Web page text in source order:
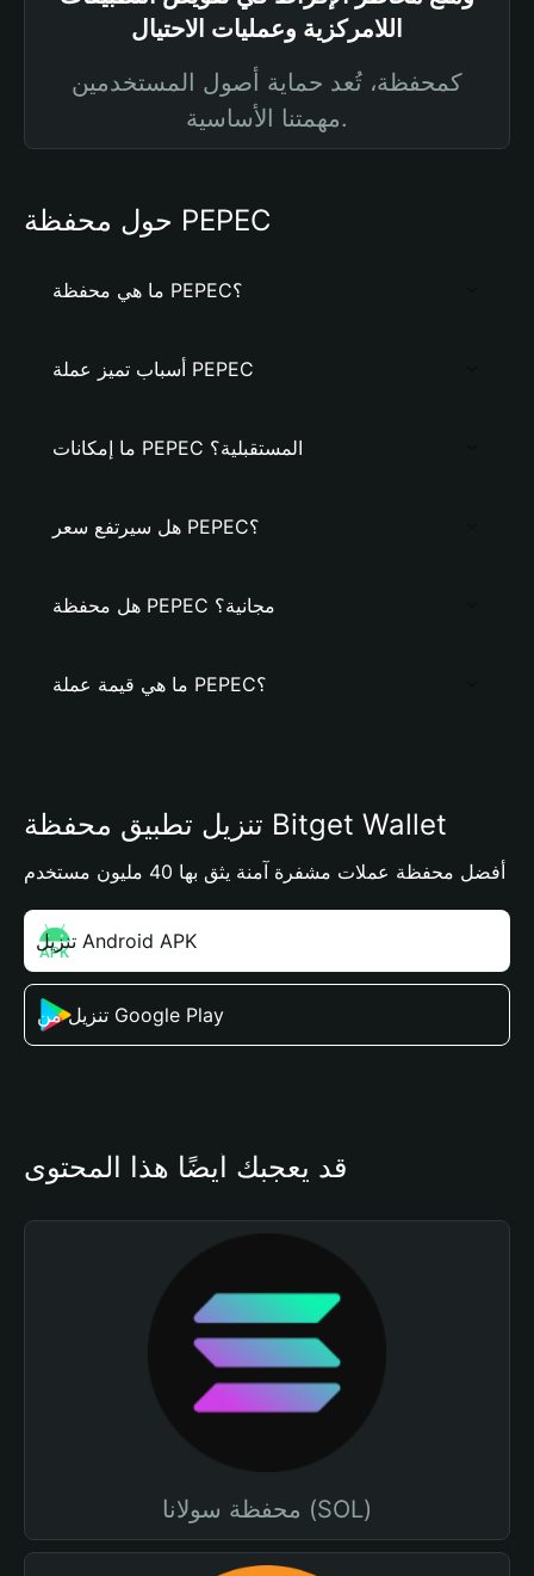
اللامركزية وعمليات الاحتيال
كمحفظة، تُعد حماية أصول المستخدمين
مهمتنا الأساسية.
حول محفظة PEPEC
ما هي محفظة PEPEC؟
أسباب تميز عملة PEPEC
ما إمكانات PEPEC المستقبلية؟
هل سيرتفع سعر PEPEC؟
هل محفظة PEPEC مجانية؟
ما هي قيمة عملة PEPEC؟
تنزيل تطبيق محفظة Bitget Wallet
أفضل محفظة عملات مشفرة آمنة يثق بها 40 مليون مستخدم
تنزيل Android APK
تنزيل من Google Play
قد يعجبك أيضًا هذا المحتوى
محفظة سولانا (SOL)